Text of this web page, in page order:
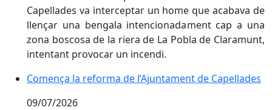
Capellades va interceptar un home que acabava de
llençar una bengala intencionadament cap a una
zona boscosa de la riera de La Pobla de Claramunt,
intentant provocar un incendi.
Comença la reforma de l’Ajuntament de Capellades
Comença la reforma de l’Ajuntament de Capellades
09/07/2026